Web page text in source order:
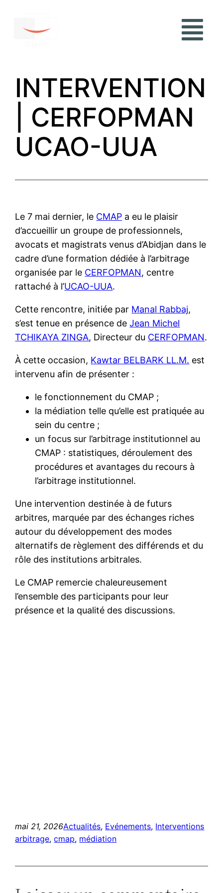
INTERVENTION
| CERFOPMAN
UCAO-UUA
Le 7 mai dernier, le CMAP a eu le plaisir
d’accueillir un groupe de professionnels,
avocats et magistrats venus d’Abidjan dans le
cadre d’une formation dédiée à l’arbitrage
organisée par le CERFOPMAN, centre
rattaché à l’UCAO-UUA.
Cette rencontre, initiée par Manal Rabbaj,
s’est tenue en présence deJean Michel
TCHIKAYA ZINGA, Directeur du CERFOPMAN.
À cette occasion, Kawtar BELBARK LL.M. est
intervenu afin de présenter :
le fonctionnement du CMAP ;
la médiation telle qu’elle est pratiquée au
sein du centre ;
un focus sur l’arbitrage institutionnel au
CMAP : statistiques, déroulement des
procédures et avantages du recours à
l’arbitrage institutionnel.
Une intervention destinée à de futurs
arbitres, marquée par des échanges riches
autour du développement des modes
alternatifs de règlement des différends et du
rôle des institutions arbitrales.
Le CMAP remercie chaleureusement
l’ensemble des participants pour leur
présence et la qualité des discussions.
mai 21, 2026Actualités, Evénements, Interventions
arbitrage, cmap, médiation